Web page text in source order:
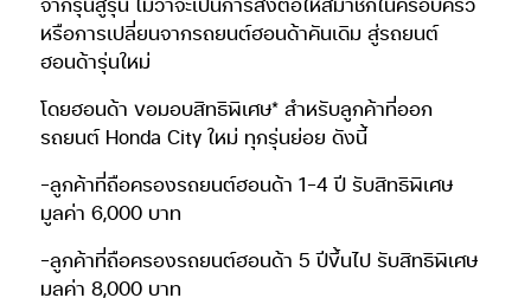
หรือการเปลี่ยนจากรถยนต์ฮอนด้าคันเดิม สู่รถยนต์
ฮอนด้ารุ่นใหม่
โดยฮอนด้า ขอมอบสิทธิพิเศษ* สำหรับลูกค้าที่ออก
รถยนต์ Honda City ใหม่ ทุกรุ่นย่อย ดังนี้
-ลูกค้าที่ถือครองรถยนต์ฮอนด้า 1–4 ปี รับสิทธิพิเศษ
มูลค่า 6,000 บาท
-ลูกค้าที่ถือครองรถยนต์ฮอนด้า 5 ปีขึ้นไป รับสิทธิพิเศษ
มูลค่า 8,000 บาท